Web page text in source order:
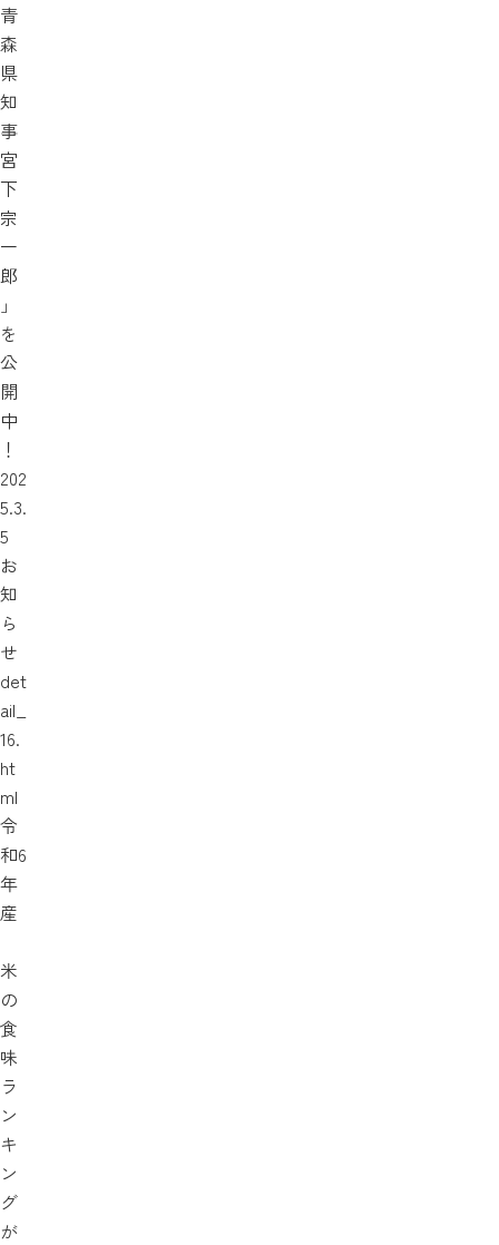
青
森
県
知
事
宮
下
宗
一
郎
」
を
公
開
中
！
202
5.3.
5
お
知
ら
せ
det
ail_
16.
ht
ml
令
和6
年
産
米
の
食
味
ラ
ン
キ
ン
グ
が